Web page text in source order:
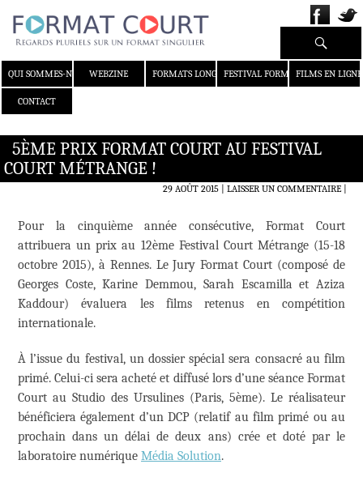
QUI SOMMES-NOUS ?WEBZINE FORMATS LONGS FESTIVAL FORMAT COURT
FILMS EN LIGNE
CONTACT
Recherche
5ÈME PRIX FORMAT COURT AU FESTIVAL
COURT MÉTRANGE !
29 AOÛT 2015 LAISSER UN COMMENTAIRE|
Pour la cinquième année consécutive, Format Court
attribuera un prix au 12ème Festival Court Métrange (15-18
octobre 2015), à Rennes. Le Jury Format Court (composé de
Georges Coste, Karine Demmou, Sarah Escamilla et Aziza
Kaddour) évaluera les films retenus en compétition
internationale.
À l’issue du festival, un dossier spécial sera consacré au film
primé. Celui-ci sera acheté et diffusé lors d’une séance Format
Court au Studio des Ursulines (Paris, 5ème). Le réalisateur
bénéficiera également d’un DCP (relatif au film primé ou au
prochain dans un délai de deux ans) crée et doté par le
laboratoire numérique Média Solution.